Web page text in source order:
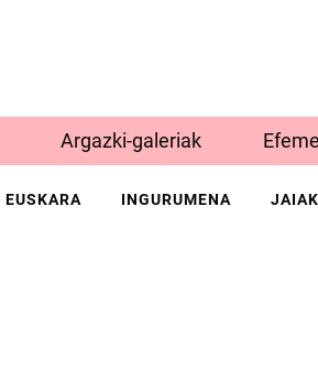
Argazki-galeriak
EUSKARA INGURUMENA JAIAK